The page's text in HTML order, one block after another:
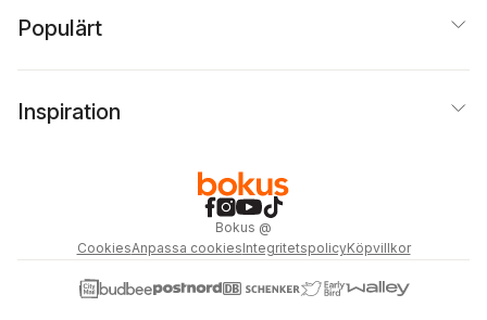
Populärt
Inspiration
Bokus @
CookiesAnpassa cookiesIntegritetspolicyKöpvillkor